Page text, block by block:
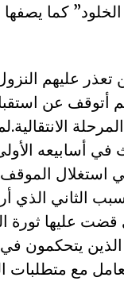
كما
عليهم
أتوقف عن
أسابيعه
استغلال
الذي
عليها ثورة
يتحكمون
مع